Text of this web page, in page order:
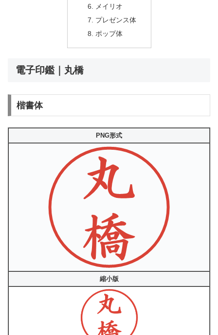
メイリオ
プレゼンス体
ポップ体
電子印鑑｜丸橋
楷書体
PNG形式
縮小版